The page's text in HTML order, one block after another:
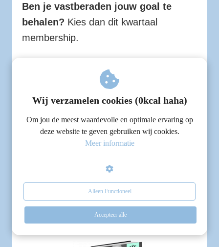
Ben je vastberaden jouw goal te
behalen? Kies dan dit kwartaal
membership.
> Geen prijsverhoging, dit blijft jouw
> Je kunt op ieder moment opzeggen
BONUS:e-kookboek 'Koken met
€ 29,97-
€24,99
Wij verzamelen cookies (0kcal haha)
Om jou de meest waardevolle en optimale ervaring op
deze website te geven gebruiken wij cookies.
Meer informatie
Alleen Functioneel
Accepteer alle